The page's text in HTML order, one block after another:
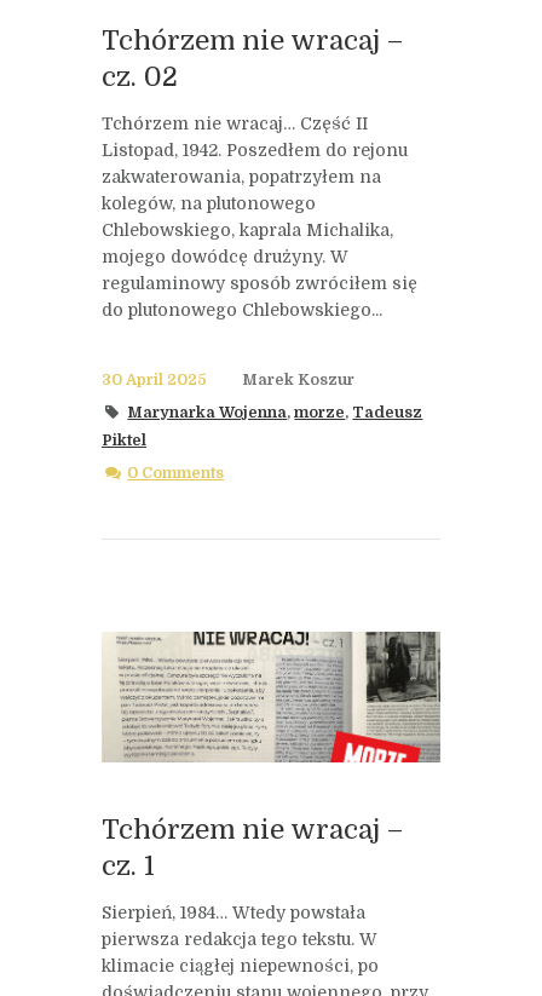
Tchórzem nie wracaj –
cz. 02
Tchórzem nie wracaj… Część II
Listopad, 1942. Poszedłem do rejonu
zakwaterowania, popatrzyłem na
kolegów, na plutonowego
Chlebowskiego, kaprala Michalika,
mojego dowódcę drużyny. W
regulaminowy sposób zwróciłem się
do plutonowego Chlebowskiego...
30 April 2025
Marek Koszur
Marynarka Wojenna,morze, Tadeusz
Piktel
0 Comments
Tchórzem nie wracaj –
cz. 1
Sierpień, 1984… Wtedy powstała
pierwsza redakcja tego tekstu. W
klimacie ciągłej niepewności, po